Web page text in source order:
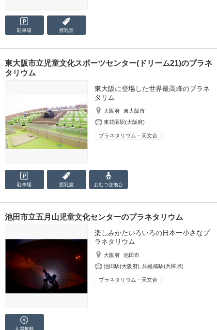
駐車場 授乳室
東大阪市立児童文化スポーツセンター(ドリーム21)のプラネ
タリウム
東大阪に登場した世界最高峰のプラネ
タリム
大阪府
東大阪市
東花園駅(大阪府)
プラネタリウム・天文台
駐車場 授乳室 おむつ交換台
池田市立五月山児童文化センターのプラネタリウム
楽しみかたいろいろの日本一小さなプ
ラネタリウム
大阪府
池田市
池田駅(大阪府) ,絹延橋駅(兵庫県)
プラネタリウム・天文台
入場無料